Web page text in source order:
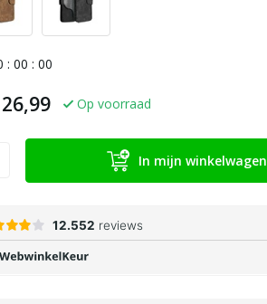
: 00 : 00
26,99 Op voorraad
In mijn winkelwagen